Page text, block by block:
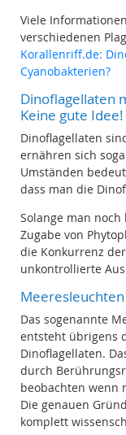
Viele
verschiedenen
Korallenriff.de:
Cyanobakterien?
Dinoflagellaten
Keine gute Idee!
Dinoflagellaten
ernähren sich
Umständen
dass man die
Solange man
Zugabe von
die Konkurrenz
unkontrollierte
Das sogenannte
entsteht übrigens
Dinoflagellaten.
durch
beobachten wenn
Die genauen
komplett